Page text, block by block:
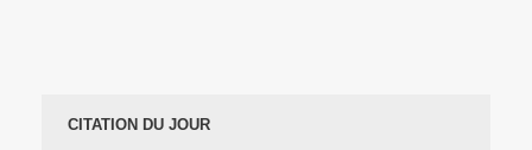
CITATION DU JOUR